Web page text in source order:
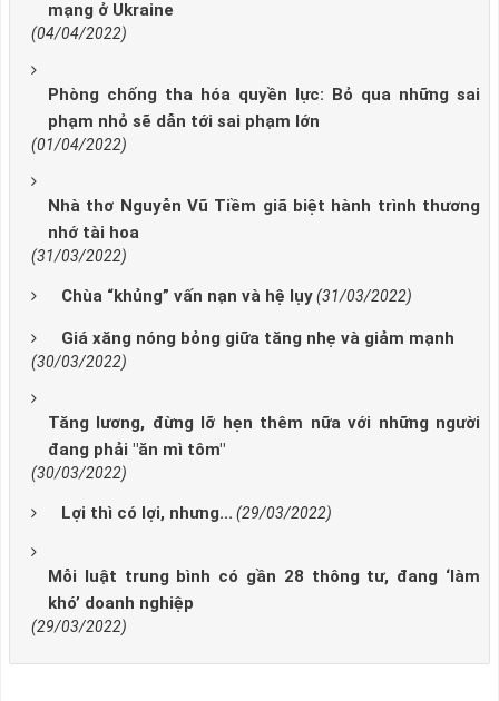
mạng ở Ukraine
(04/04/2022)
Phòng chống tha hóa quyền lực: Bỏ qua những sai
phạm nhỏ sẽ dẫn tới sai phạm lớn
(01/04/2022)
Nhà thơ Nguyễn Vũ Tiềm giã biệt hành trình thương
nhớ tài hoa
(31/03/2022)
Chùa “khủng” vấn nạn và hệ lụy(31/03/2022)
Giá xăng nóng bỏng giữa tăng nhẹ và giảm mạnh
(30/03/2022)
Tăng lương, đừng lỡ hẹn thêm nữa với những người
đang phải "ăn mì tôm"
(30/03/2022)
Lợi thì có lợi, nhưng... (29/03/2022)
Mỗi luật trung bình có gần 28 thông tư, đang ‘làm
khó’ doanh nghiệp
(29/03/2022)